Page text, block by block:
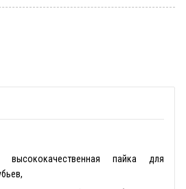
высококачественная пайка для